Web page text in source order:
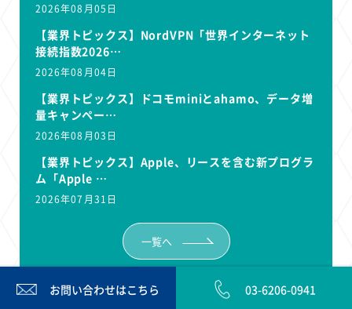
2026年08月05日
【業界トピックス】NordVPN「世界インターネット
接続指数2026…
2026年08月04日
【業界トピックス】ドコモminiとahamo、データ増
量キャンペー…
2026年08月03日
【業界トピックス】Apple、リースを含む新プログラ
ム「Apple …
2026年07月31日
一覧へ
お問い合わせはこちら 03-6206-0941